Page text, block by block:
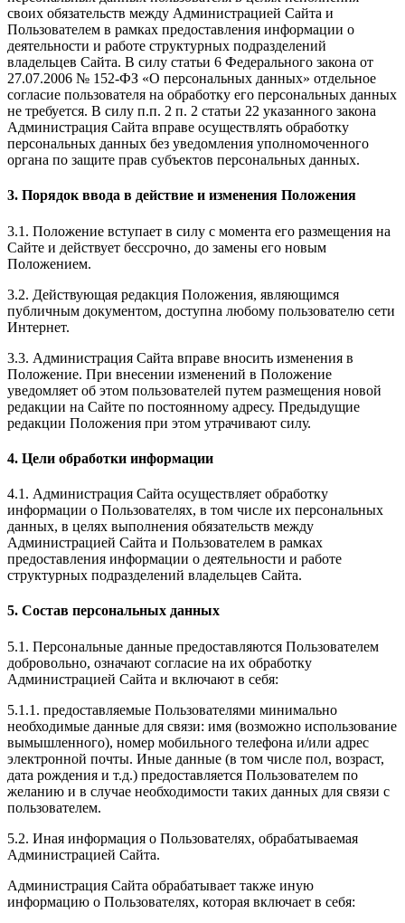
своих обязательств между Администрацией Сайта и
Пользователем в рамках предоставления информации о
деятельности и работе структурных подразделений
владельцев Сайта. В силу статьи 6 Федерального закона от
27.07.2006 № 152-ФЗ «О персональных данных» отдельное
согласие пользователя на обработку его персональных данных
не требуется. В силу п.п. 2 п. 2 статьи 22 указанного закона
Администрация Сайта вправе осуществлять обработку
персональных данных без уведомления уполномоченного
органа по защите прав субъектов персональных данных.
3. Порядок ввода в действие и изменения Положения
3.1. Положение вступает в силу с момента его размещения на
Сайте и действует бессрочно, до замены его новым
Положением.
3.2. Действующая редакция Положения, являющимся
публичным документом, доступна любому пользователю сети
Интернет.
3.3. Администрация Сайта вправе вносить изменения в
Положение. При внесении изменений в Положение
уведомляет об этом пользователей путем размещения новой
редакции на Сайте по постоянному адресу. Предыдущие
редакции Положения при этом утрачивают силу.
4. Цели обработки информации
4.1. Администрация Сайта осуществляет обработку
информации о Пользователях, в том числе их персональных
данных, в целях выполнения обязательств между
Администрацией Сайта и Пользователем в рамках
предоставления информации о деятельности и работе
структурных подразделений владельцев Сайта.
5. Состав персональных данных
5.1. Персональные данные предоставляются Пользователем
добровольно, означают согласие на их обработку
Администрацией Сайта и включают в себя:
5.1.1. предоставляемые Пользователями минимально
необходимые данные для связи: имя (возможно использование
вымышленного), номер мобильного телефона и/или адрес
электронной почты. Иные данные (в том числе пол, возраст,
дата рождения и т.д.) предоставляется Пользователем по
желанию и в случае необходимости таких данных для связи с
пользователем.
5.2. Иная информация о Пользователях, обрабатываемая
Администрацией Сайта.
Администрация Сайта обрабатывает также иную
информацию о Пользователях, которая включает в себя: